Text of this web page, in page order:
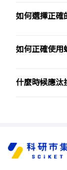
如何選擇正確
如何正確使用
什麼時候應汰